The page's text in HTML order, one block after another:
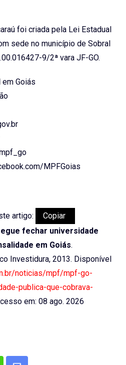
foi criada pela Lei Estadual
sede no município de Sobral
9/2ª vara JF-GO.
Goiás
MPFGoias
artigo:
Copiar
fechar universidade
em Goiás.
Investidura, 2013. Disponível
noticias/mpf/mpf-go-
publica-que-cobrava-
em: 08 ago. 2026